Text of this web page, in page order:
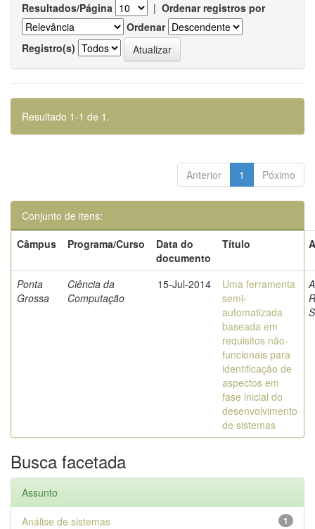
Resultados/Página | Ordenar registros por
Ordenar
Registro(s)
Resultado 1-1 de 1.
Anterior 1 Póximo
Conjunto de itens:
Câmpus
Programa/Curso
Data do
documento
Título
Ponta
Grossa
Ciência da
Computação
15-Jul-2014
Uma ferramenta
semi-
automatizada
baseada em
requisitos não-
funcionais para
identificação de
aspectos em
fase inicial do
desenvolvimento
de sistemas
Busca facetada
Assunto
1
Análise de sistemas